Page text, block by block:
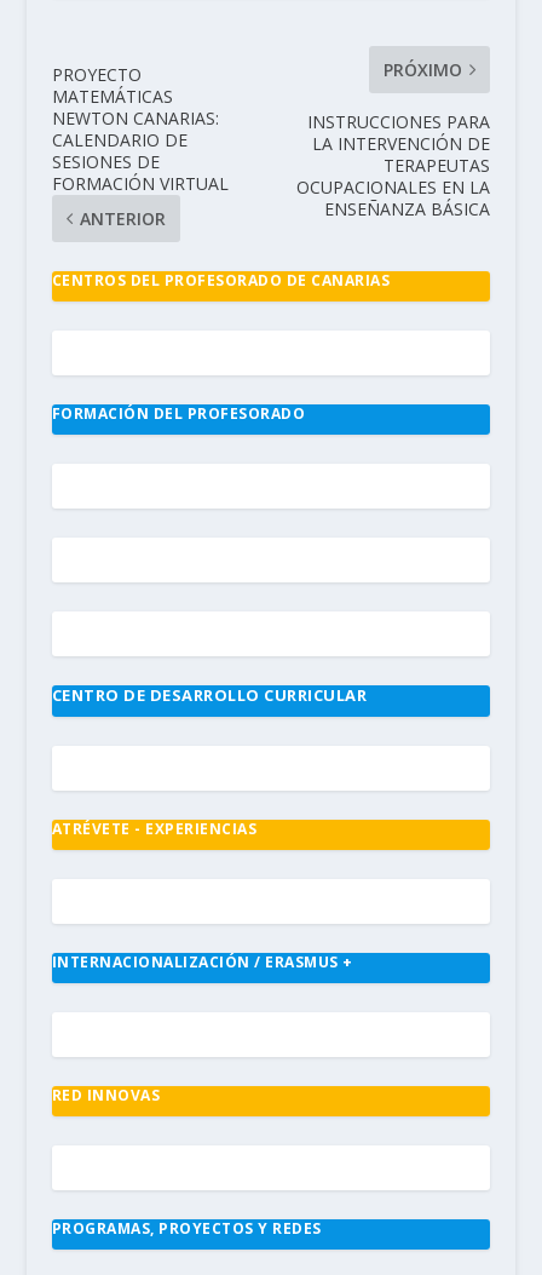
PROYECTO
MATEMÁTICAS
NEWTON CANARIAS:
CALENDARIO DE
SESIONES DE
FORMACIÓN VIRTUAL
ANTERIOR
PRÓXIMO
INSTRUCCIONES PARA
LA INTERVENCIÓN DE
TERAPEUTAS
OCUPACIONALES EN LA
ENSEÑANZA BÁSICA
CENTROS DEL PROFESORADO DE CANARIAS
FORMACIÓN DEL PROFESORADO
CENTRO DE DESARROLLO CURRICULAR
ATRÉVETE - EXPERIENCIAS
INTERNACIONALIZACIÓN / ERASMUS +
RED INNOVAS
PROGRAMAS, PROYECTOS Y REDES